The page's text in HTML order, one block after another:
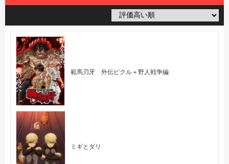
範馬刃牙 外伝ピクル＋野人戦争編
ミギとダリ